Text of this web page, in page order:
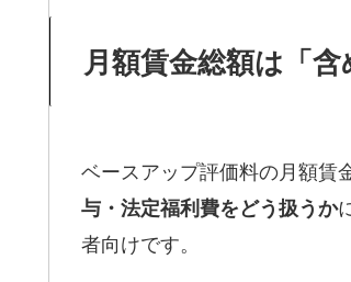
月額賃金総額は「
ベースアップ評価料の月額賃
与・法定福利費をどう扱うか
者向けです。